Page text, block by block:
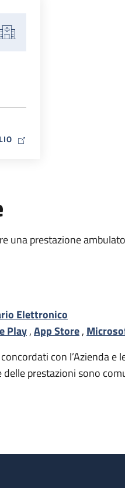
MAP ICON
una prestazione
Elettronico
Play,App Store,
con l’Azienda e
prestazioni sono